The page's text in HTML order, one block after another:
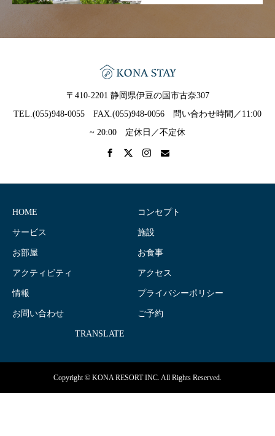
〒410-2201 静岡県伊豆の国市古奈307
TEL.(055)948-0055 FAX.(055)948-0056 問い合わせ時間／11:00
~ 20:00 定休日／不定休
HOME コンセプト
サービス 施設
お部屋 お食事
アクティビティ アクセス
情報 プライバシーポリシー
お問い合わせ ご予約
TRANSLATE
Copyright © KONA RESORT INC. All Rights Reserved.